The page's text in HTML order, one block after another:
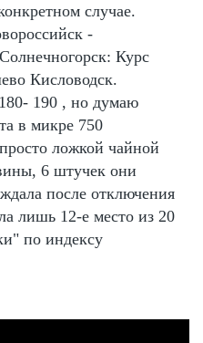
случае.
-
Курс
Кисловодск.
190 , но думаю
в микре 750
ложкой чайной
6 штучек они
после отключения
лишь 12-е место из 20
по индексу